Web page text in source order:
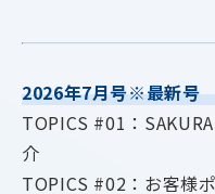
2026年7月号※最新
TOPICS #01：
介
TOPICS #02：お客様